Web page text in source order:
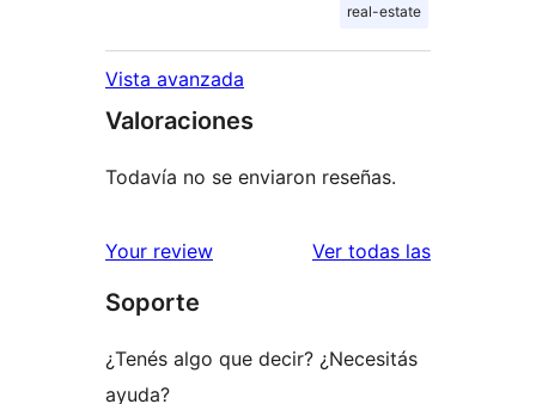
real-estate
Vista avanzada
Valoraciones
Todavía no se enviaron reseñas.
Your review Ver todas lasreseñas
Soporte
¿Tenés algo que decir? ¿Necesitás
ayuda?